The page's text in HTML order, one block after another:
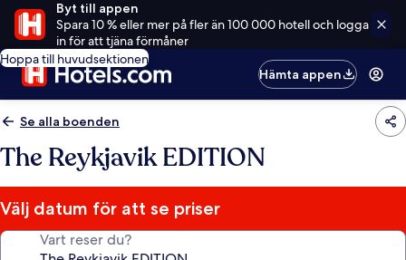
Byt till appen
Spara 10 % eller mer på fler än 100 000 hotell och logga
in för att tjäna förmåner
Hoppa till huvudsektionen
Hämta appen
Se alla boenden
The Reykjavik EDITION
Välj datum för att se priser
Vart reser du?